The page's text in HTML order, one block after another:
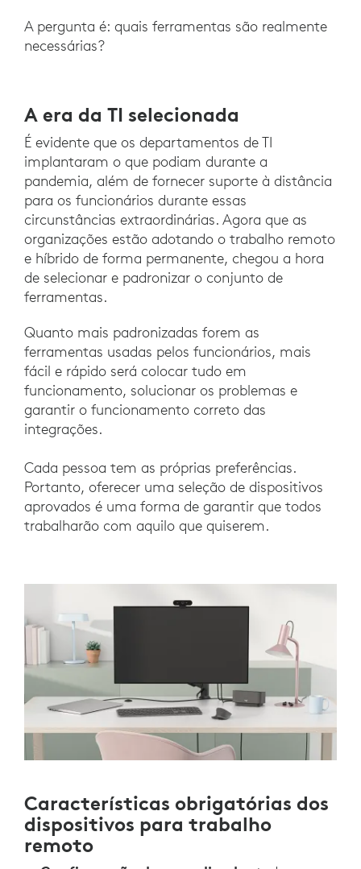
A pergunta é: quais ferramentas são realmente
necessárias?
A era da TI selecionada
É evidente que os departamentos de TI
implantaram o que podiam durante a
pandemia, além de fornecer suporte à distância
para os funcionários durante essas
circunstâncias extraordinárias. Agora que as
organizações estão adotando o trabalho remoto
e híbrido de forma permanente, chegou a hora
de selecionar e padronizar o conjunto de
ferramentas.
Quanto mais padronizadas forem as
ferramentas usadas pelos funcionários, mais
fácil e rápido será colocar tudo em
funcionamento, solucionar os problemas e
garantir o funcionamento correto das
integrações.
Cada pessoa tem as próprias preferências.
Portanto, oferecer uma seleção de dispositivos
aprovados é uma forma de garantir que todos
trabalharão com aquilo que quiserem.
Características obrigatórias dos
dispositivos para trabalho
remoto